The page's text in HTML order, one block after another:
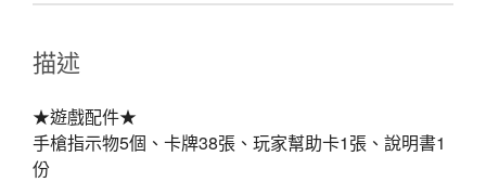
描述
★遊戲配件★
手槍指示物5個、卡牌38張、玩家幫助卡1張、說明書1
份